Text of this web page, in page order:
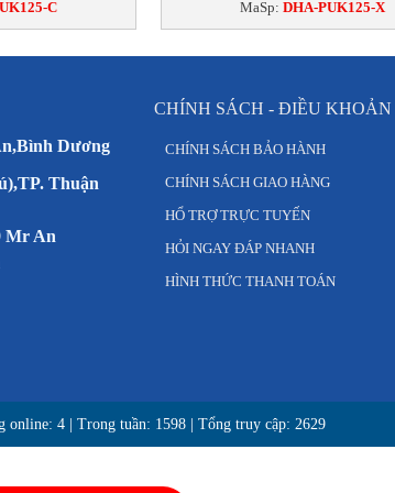
C MaSp: DHA-PUK125-X
Dương
Thuận
Mr An
CHÍNH SÁCH - ĐIỀU KHOẢN
CHÍNH SÁCH BẢO HÀNH
CHÍNH SÁCH GIAO HÀNG
HỔ TRỢ TRỰC TUYẾN
HỎI NGAY ĐÁP NHANH
HÌNH THỨC THANH TOÁN
online: 4| Trong tuần: 1598| Tổng truy cập: 2629